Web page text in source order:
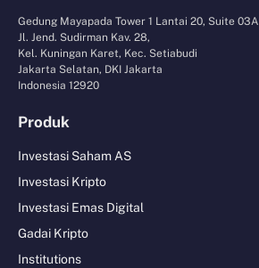
Gedung Mayapada Tower 1 Lantai 20, Suite 03A
Jl. Jend. Sudirman Kav. 28,
Kel. Kuningan Karet, Kec. Setiabudi
Jakarta Selatan, DKI Jakarta
Indonesia 12920
Produk
Investasi Saham AS
Investasi Kripto
Investasi Emas Digital
Gadai Kripto
Institutions